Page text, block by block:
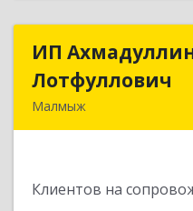
ИП
Лотфуллович
Малмыж
Клиентов на
ИП